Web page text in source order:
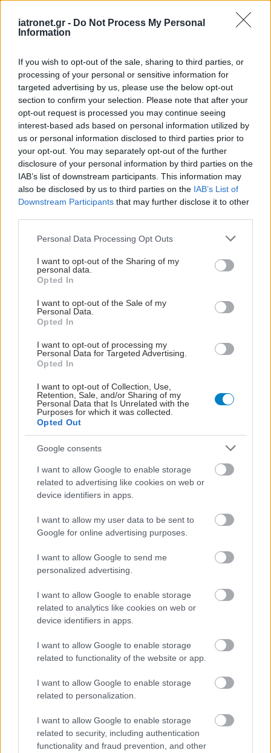
iatronet.gr - Do Not Process My Personal
Information
If you wish to opt-out of the sale, sharing to third parties, or
processing of your personal or sensitive information for
targeted advertising by us, please use the below opt-out
section to confirm your selection. Please note that after your
opt-out request is processed you may continue seeing
interest-based ads based on personal information utilized by
us or personal information disclosed to third parties prior to
your opt-out. You may separately opt-out of the further
disclosure of your personal information by third parties on the
IAB’s list of downstream participants. This information may
also be disclosed by us to third parties on the IAB’s List of
Downstream Participants that may further disclose it to other
Please note that this website/app uses one or more Google
not limited to your visit or usage behaviour. You may click to
grant or deny consent to Google and its third-party tags to
use your data for below specified purposes in below Google
consent section.
Personal Data Processing Opt Outs
I want to opt-out of the Sharing of my
personal data.
Opted In
I want to opt-out of the Sale of my
Personal Data.
Opted In
I want to opt-out of processing my
Personal Data for Targeted Advertising.
Opted In
I want to opt-out of Collection, Use,
Retention, Sale, and/or Sharing of my
Personal Data that Is Unrelated with the
Purposes for which it was collected.
Opted Out
Google consents
I want to allow Google to enable storage
related to advertising like cookies on web or
device identifiers in apps.
I want to allow my user data to be sent to
Google for online advertising purposes.
I want to allow Google to send me
personalized advertising.
I want to allow Google to enable storage
related to analytics like cookies on web or
device identifiers in apps.
I want to allow Google to enable storage
related to functionality of the website or app.
I want to allow Google to enable storage
related to personalization.
I want to allow Google to enable storage
related to security, including authentication
functionality and fraud prevention, and other
ECDC: Πέντε άτομα σε
στενή επαφή με τον
Γάλλο γιατρό που
μολύνθηκε από Έμπολα
ΔΕΙΤΕ ΕΠΙΣΗΣ